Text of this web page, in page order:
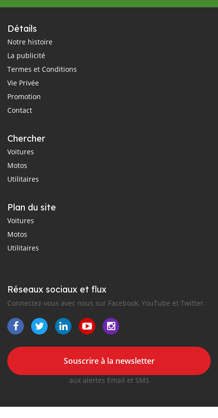
Détails
Notre histoire
La publicité
Termes et Conditions
Vie Privée
Promotion
Contact
Chercher
Voitures
Motos
Utilitaires
Plan du site
Voitures
Motos
Utilitaires
Réseaux sociaux et flux
Connectez-vous avec nous sur Facebook, YouTube et Twitter.
Souscrire à la newsletter
aux alertes Email et SMS